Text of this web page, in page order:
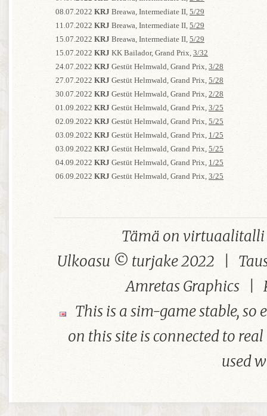
08.07.2022 KRJ Breawa, Intermediate II, 5/29
11.07.2022 KRJ Breawa, Intermediate II, 5/29
15.07.2022 KRJ Breawa, Intermediate II, 5/29
15.07.2022 KRJ KK Bailador, Grand Prix, 3/32
24.07.2022 KRJ Gestüt Helmwald, Grand Prix, 3/28
27.07.2022 KRJ Gestüt Helmwald, Grand Prix, 5/28
30.07.2022 KRJ Gestüt Helmwald, Grand Prix, 2/28
01.09.2022 KRJ Gestüt Helmwald, Grand Prix, 3/25
02.09.2022 KRJ Gestüt Helmwald, Grand Prix, 5/25
03.09.2022 KRJ Gestüt Helmwald, Grand Prix, 1/25
03.09.2022 KRJ Gestüt Helmwald, Grand Prix, 5/25
04.09.2022 KRJ Gestüt Helmwald, Grand Prix,1/25
06.09.2022 KRJ Gestüt Helmwald, Grand Prix, 3/25
Tämä on
Ulkoasu © turjake 2022 |
Amretas Graphics |
This is a sim-game stable,
on this site is connected to
used